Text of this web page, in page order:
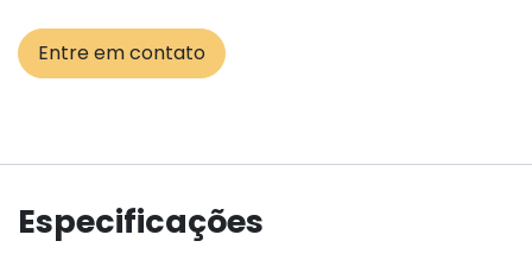
Entre em contato
Especificações